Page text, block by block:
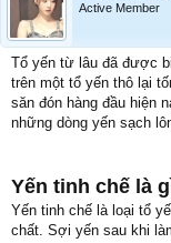
Active Member
Tổ yến từ lâu đã được
trên một tổ yến thô lại
săn đón hàng đầu hiện
những dòng yến sạch
Yến tinh chế là
Yến tinh chế là loại tổ
chất. Sợi yến sau khi